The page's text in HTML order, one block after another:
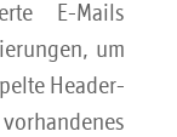
E-Mails
um
Header-